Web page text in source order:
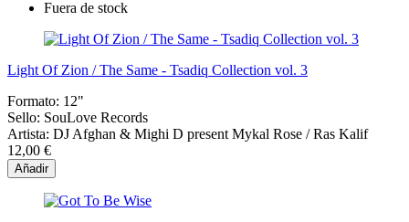
Fuera de stock
Light Of Zion / The Same - Tsadiq Collection vol. 3
Formato: 12"
Sello: SouLove Records
Artista: DJ Afghan & Mighi D present Mykal Rose / Ras Kalif
12,00 €
Añadir